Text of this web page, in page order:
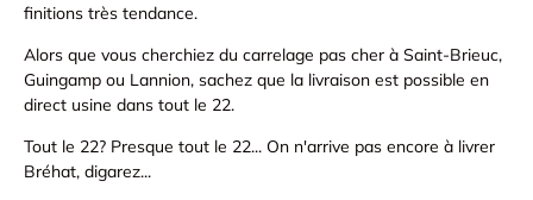
finitions très tendance.
Alors que vous cherchiez du carrelage pas cher à Saint-Brieuc,
Guingamp ou Lannion, sachez que la livraison est possible en
direct usine dans tout le 22.
Tout le 22? Presque tout le 22... On n'arrive pas encore à livrer
Bréhat, digarez...